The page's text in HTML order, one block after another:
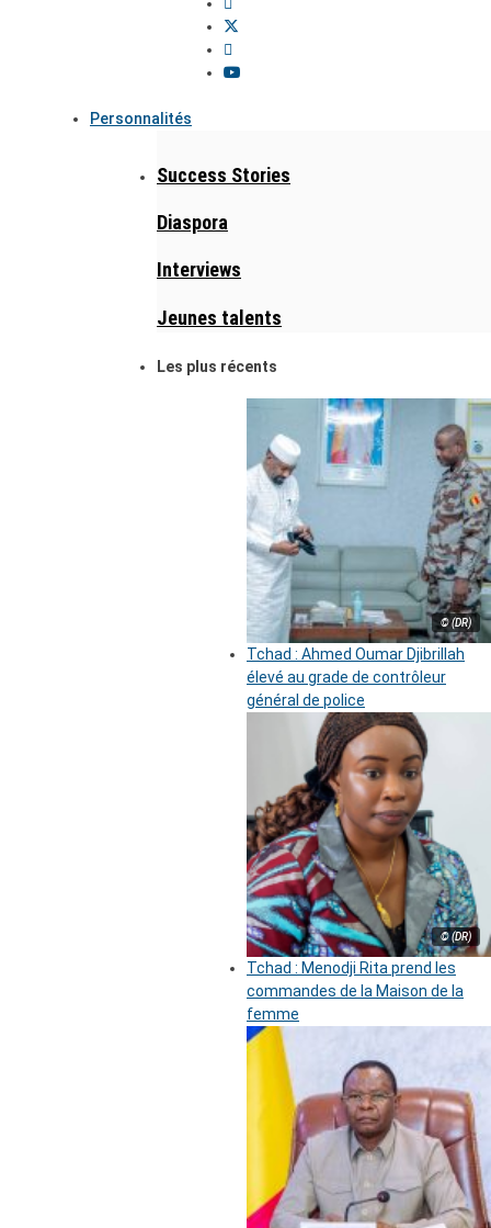
Personnalités
Success Stories
Diaspora
Interviews
Jeunes talents
Les plus récents
© (DR)
Tchad : Ahmed Oumar Djibrillah
élevé au grade de contrôleur
général de police
© (DR)
Tchad : Menodji Rita prend les
commandes de la Maison de la
femme